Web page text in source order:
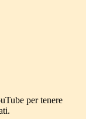
per tenere